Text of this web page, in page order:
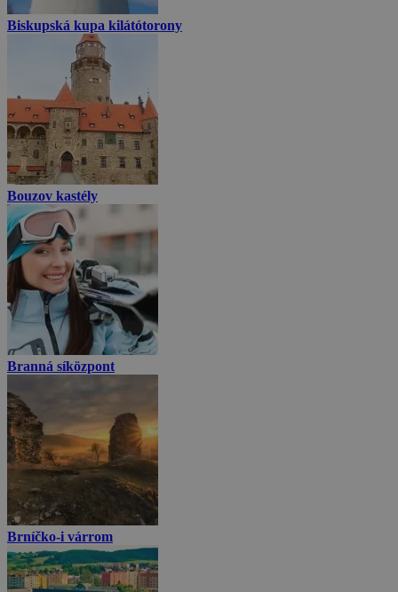
Biskupská kupa kilátótorony
Bouzov kastély
Branná síközpont
Brníčko-i várrom